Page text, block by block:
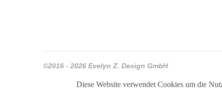
Diese Website verwendet Cookies um die
©2016 - 2026 Evelyn Z. Design GmbH